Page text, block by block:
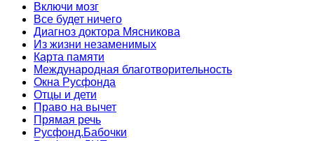
Включи мозг
Все будет ничего
Диагноз доктора Мясникова
Из жизни незаменимых
Карта памяти
Международная благотворительность
Окна Русфонда
Отцы и дети
Право на вычет
Прямая речь
Русфонд.Бабочки